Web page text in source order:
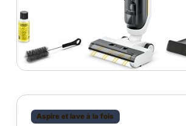
Aspire et lave à la fois